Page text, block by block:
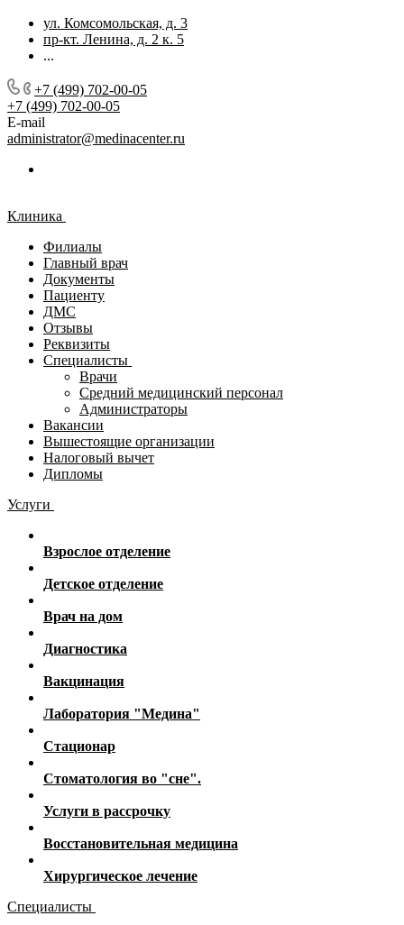
ул. Комсомольская, д. 3
пр-кт. Ленина, д. 2 к. 5
...
+7 (499) 702-00-05
+7 (499) 702-00-05
E-mail
administrator@medinacenter.ru
Клиника
Филиалы
Главный врач
Документы
Пациенту
ДМС
Отзывы
Реквизиты
Специалисты
Врачи
Средний медицинский персонал
Администраторы
Вакансии
Вышестоящие организации
Налоговый вычет
Дипломы
Услуги
Взрослое отделение
Детское отделение
Врач на дом
Диагностика
Вакцинация
Лаборатория "Медина"
Стационар
Стоматология во "сне".
Услуги в рассрочку
Восстановительная медицина
Хирургическое лечение
Специалисты